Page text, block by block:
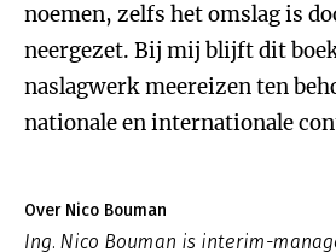
noemen, zelfs het omslag is
neergezet. Bij mij blijft dit
naslagwerk meereizen ten
nationale en internationale
Over Nico Bouman
Ing. Nico Bouman is interim-